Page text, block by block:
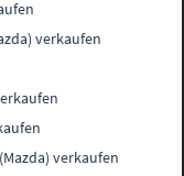
verkaufen
(Mazda) verkaufen